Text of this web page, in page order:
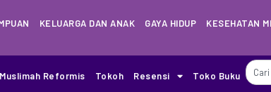
KELUARGA DAN ANAK GAYA HIDUP KESEHATAN
Reformis Tokoh Resensi Toko Buku